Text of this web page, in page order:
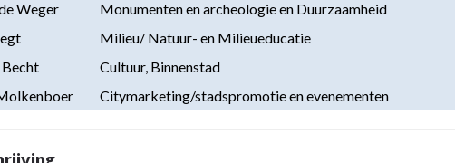
Weger
Monumenten en archeologie en Duurzaamheid
Milieu/ Natuur- en Milieueducatie
Cultuur, Binnenstad
Citymarketing/stadspromotie en evenementen